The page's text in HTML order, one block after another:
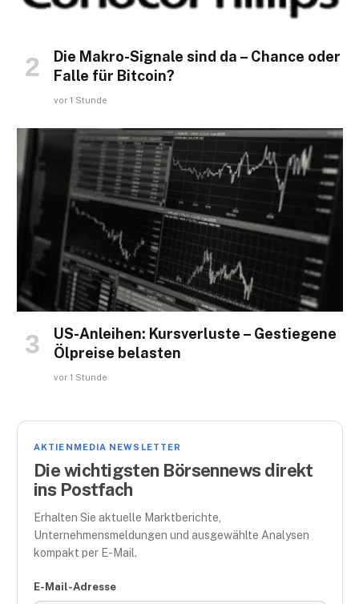
Die Makro-Signale sind da – Chance oder
Falle für Bitcoin?
vor 1 Stunde
US-Anleihen: Kursverluste – Gestiegene
Ölpreise belasten
vor 1 Stunde
AKTIENMEDIA NEWSLETTER
Die wichtigsten Börsennews direkt
ins Postfach
Erhalten Sie aktuelle Marktberichte,
Unternehmensmeldungen und ausgewählte Analysen
kompakt per E-Mail.
E-Mail-Adresse